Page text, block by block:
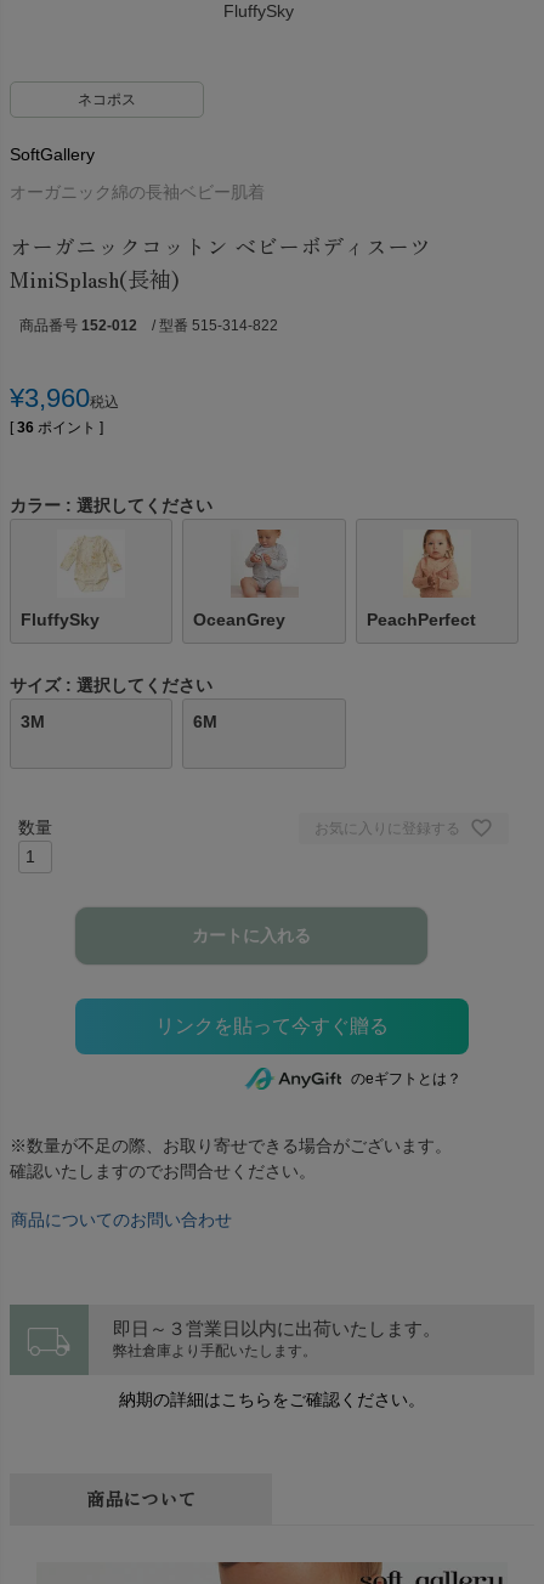
FluffySky
ネコポス
SoftGallery
オーガニック綿の長袖ベビー肌着
オーガニックコットン ベビーボディスーツ
MiniSplash(長袖)
商品番号 152-012 / 型番 515-314-822
¥3,960税込
[ 36 ポイント ]
カラー 選択してください
FluffySky OceanGrey PeachPerfect
サイズ
選択してください
3M
6M
お気に入りに登録する
カートに入れる
のeギフトとは？
※数量が不足の際、お取り寄せできる場合がございます。
確認いたしますのでお問合せください。
商品についてのお問い合わせ
local_shipping 即日～３営業日以内に出荷いたします。
弊社倉庫より手配いたします。
納期の詳細はこちらをご確認ください。
商品について